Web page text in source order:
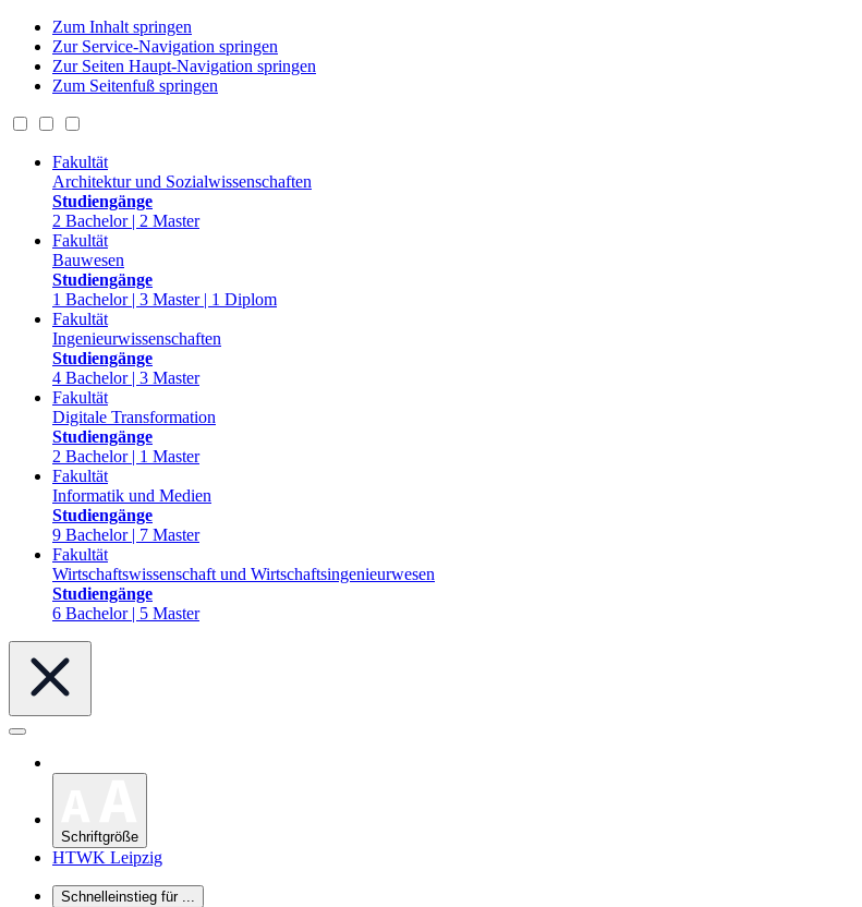
Zum Inhalt springen
Zur Service-Navigation springen
Zur Seiten Haupt-Navigation springen
Zum Seitenfuß springen
Fakultät
Architektur und Sozialwissenschaften
Studiengänge
2 Bachelor | 2 Master
Fakultät
Bauwesen
Studiengänge
1 Bachelor | 3 Master | 1 Diplom
Fakultät
Ingenieurwissenschaften
Studiengänge
4 Bachelor | 3 Master
Fakultät
Digitale Transformation
Studiengänge
2 Bachelor | 1 Master
Fakultät
Informatik und Medien
Studiengänge
9 Bachelor | 7 Master
Fakultät
Wirtschaftswissenschaft und Wirtschaftsingenieurwesen
Studiengänge
6 Bachelor | 5 Master
Schriftgröße
HTWK Leipzig
Schnelleinstieg für ...